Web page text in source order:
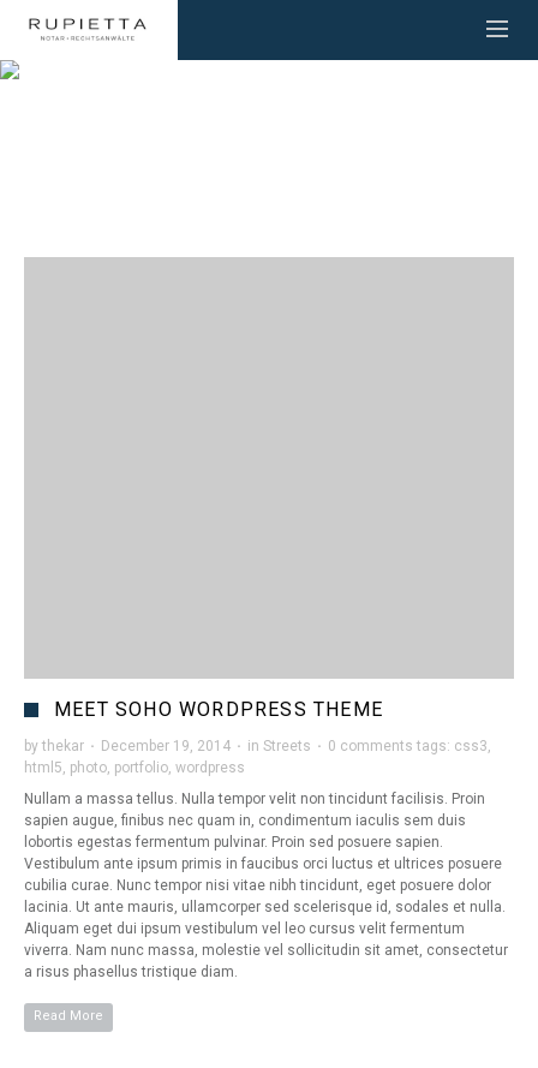
MEET SOHO WORDPRESS THEME
by thekar · December 19, 2014 · in Streets · 0 comments tags: css3
html5 photo portfolio wordpress
Nullam a massa tellus. Nulla tempor velit non tincidunt facilisis. Proin
sapien augue, finibus nec quam in, condimentum iaculis sem duis
lobortis egestas fermentum pulvinar. Proin sed posuere sapien.
Vestibulum ante ipsum primis in faucibus orci luctus et ultrices posuere
cubilia curae. Nunc tempor nisi vitae nibh tincidunt, eget posuere dolor
lacinia. Ut ante mauris, ullamcorper sed scelerisque id, sodales et nulla.
Aliquam eget dui ipsum vestibulum vel leo cursus velit fermentum
viverra. Nam nunc massa, molestie vel sollicitudin sit amet, consectetur
a risus phasellus tristique diam.
Read More